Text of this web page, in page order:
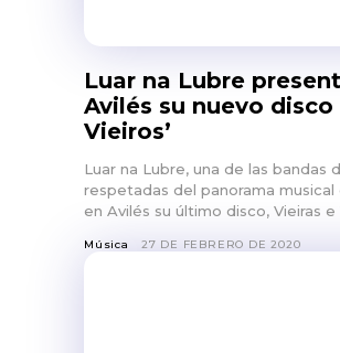
Luar na Lubre
Avilés su nuevo disco
Vieiros’
Luar na Lubre, una de las bandas
respetadas del panorama musical
en Avilés su último disco, Vieiras e
Música 27 DE FEBRERO DE 2020